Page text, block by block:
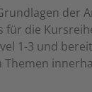
der
die
1-3 und